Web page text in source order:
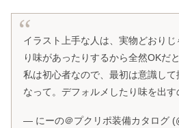
イラスト上手な人は、実物どおり
り味があったりするから全然OKだ
私は初心者なので、最初は意識し
なって。デフォルメしたり味を出
— にーの＠プクリポ装備カタログ